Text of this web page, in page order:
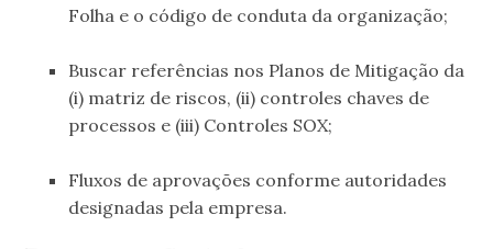
Folha e o código de conduta da organização;
Buscar referências nos Planos de Mitigação da
(i) matriz de riscos, (ii) controles chaves de
processos e (iii) Controles SOX;
Fluxos de aprovações conforme autoridades
designadas pela empresa.